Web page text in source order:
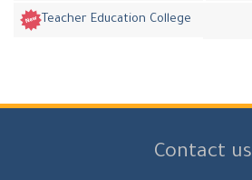
Teacher Education College
Contact us